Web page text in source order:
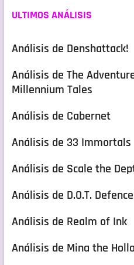
ULTIMOS ANÁLISIS
Análisis de Denshattack!
Análisis de The
Millennium Tales
Análisis de Cabernet
Análisis de 33 Immortals
Análisis de Scale the
Análisis de D.O.T. Defence
Análisis de Realm of Ink
Análisis de Mina the